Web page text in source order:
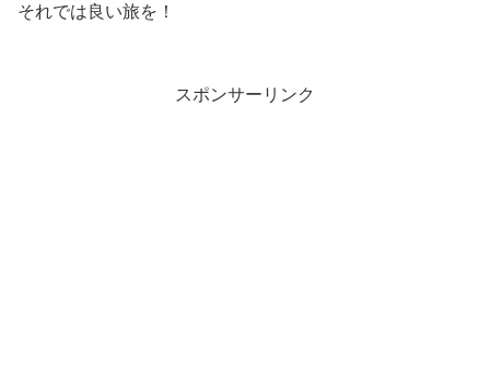
それでは良い旅を！
スポンサーリンク